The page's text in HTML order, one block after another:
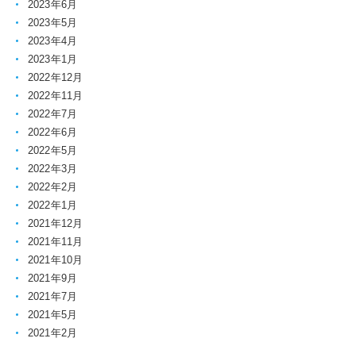
2023年6月
2023年5月
2023年4月
2023年1月
2022年12月
2022年11月
2022年7月
2022年6月
2022年5月
2022年3月
2022年2月
2022年1月
2021年12月
2021年11月
2021年10月
2021年9月
2021年7月
2021年5月
2021年2月